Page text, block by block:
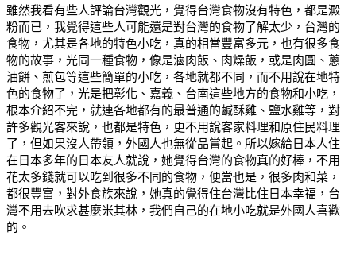
雖然我看有些人評論台灣觀光，覺得台灣食物沒有特色，都是澱
粉而已，我覺得這些人可能還是對台灣的食物了解太少，台灣的
食物，尤其是各地的特色小吃，真的相當豐富多元，也有很多食
物的故事，光同一種食物，像是滷肉飯、肉燥飯，或是肉圓、蔥
油餅、煎包等這些簡單的小吃，各地就都不同，而不用說在地特
色的食物了，光是把彰化、嘉義、台南這些地方的食物和小吃，
根本介紹不完，就連各地都有的最普通的鹹酥雞、鹽水雞等，對
許多觀光客來說，也都是特色，更不用說客家料理和原住民料理
了，但如果沒人帶領，外國人也無從品嘗起。所以嫁給日本人住
在日本多年的日本友人就說，她覺得台灣的食物真的好棒，不用
花太多錢就可以吃到很多不同的食物，便當也是，很多肉和菜，
都很豐富，對外食族來說，她真的覺得住台灣比住日本幸福，台
灣不用去吹求甚麼米其林，我們自己的在地小吃就是外國人喜歡
的。